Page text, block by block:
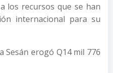
los recursos que se han
internacional para su
Sesán erogó Q14 mil 776